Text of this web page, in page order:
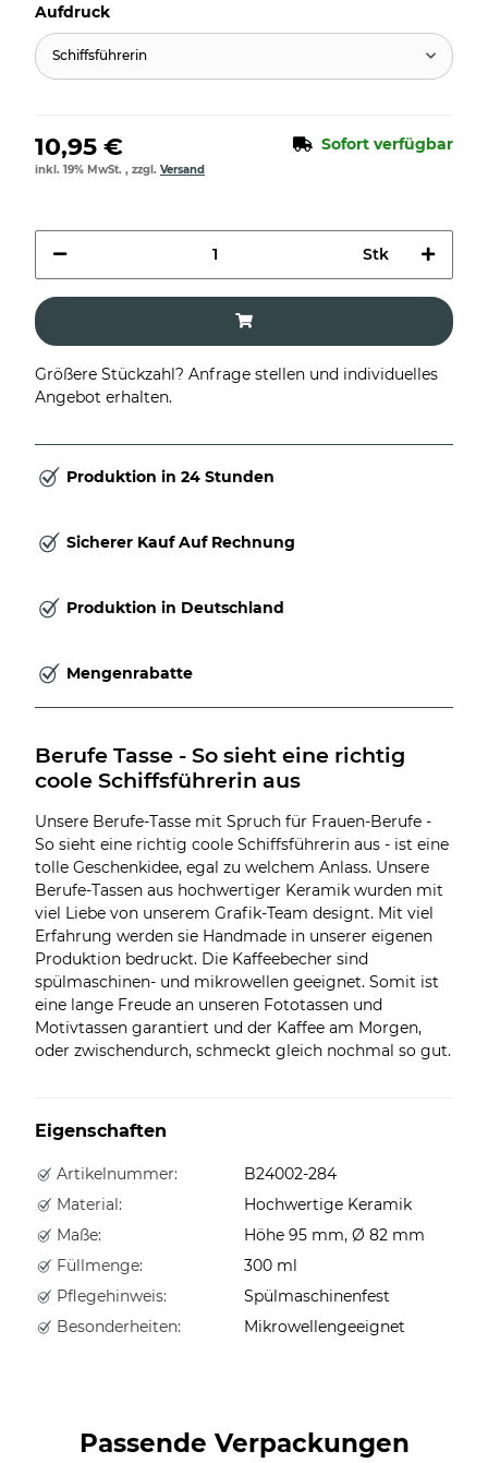
Aufdruck
Schiffsführerin
10,95 € Sofort verfügbar
inkl. 19% MwSt. , zzgl. Versand
Stk
Größere Stückzahl? Anfrage stellen und individuelles
Angebot erhalten.
Produktion in 24 Stunden
Sicherer Kauf Auf Rechnung
Produktion in Deutschland
Mengenrabatte
Berufe Tasse - So sieht eine richtig
coole Schiffsführerin aus
Unsere Berufe-Tasse mit Spruch für Frauen-Berufe -
So sieht eine richtig coole Schiffsführerin aus - ist eine
tolle Geschenkidee, egal zu welchem Anlass. Unsere
Berufe-Tassen aus hochwertiger Keramik wurden mit
viel Liebe von unserem Grafik-Team designt. Mit viel
Erfahrung werden sie Handmade in unserer eigenen
Produktion bedruckt. Die Kaffeebecher sind
spülmaschinen- und mikrowellen geeignet. Somit ist
eine lange Freude an unseren Fototassen und
Motivtassen garantiert und der Kaffee am Morgen,
oder zwischendurch, schmeckt gleich nochmal so gut.
Eigenschaften
Artikelnummer:
B24002-284
Material:
Hochwertige Keramik
Maße:
Höhe 95 mm, Ø 82 mm
Füllmenge:
300 ml
Pflegehinweis:
Spülmaschinenfest
Besonderheiten:
Mikrowellengeeignet
Passende Verpackungen